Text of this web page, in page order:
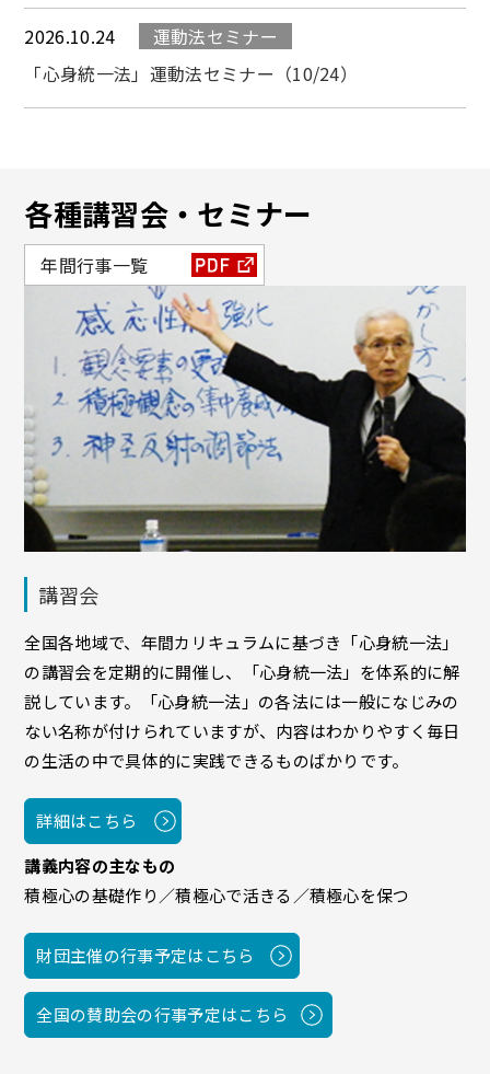
2026.10.24
運動法セミナー
「心身統一法」運動法セミナー（10/24）
各種講習会・セミナー
年間行事一覧
講習会
全国各地域で、年間カリキュラムに基づき「心身統一法」
の講習会を定期的に開催し、「心身統一法」を体系的に解
説しています。「心身統一法」の各法には一般になじみの
ない名称が付けられていますが、内容はわかりやすく毎日
の生活の中で具体的に実践できるものばかりです。
詳細はこちら
講義内容の主なもの
積極心の基礎作り／積極心で活きる／積極心を保つ
財団主催の行事予定はこちら
全国の賛助会の行事予定はこちら